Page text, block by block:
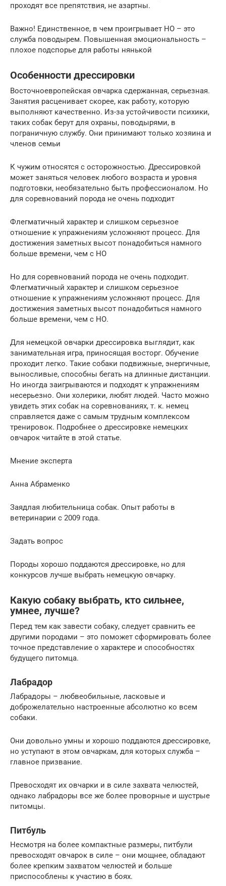
проходят все препятствия, не азартны.
Важно! Единственное, в чем проигрывает НО – это
служба поводырем. Повышенная эмоциональность –
плохое подспорье для работы нянькой
Особенности дрессировки
Восточноевропейская овчарка сдержанная, серьезная.
Занятия расценивает скорее, как работу, которую
выполняют качественно. Из-за устойчивости психики,
таких собак берут для охраны, поводырями, в
пограничную службу. Они принимают только хозяина и
членов семьи
К чужим относятся с осторожностью. Дрессировкой
может заняться человек любого возраста и уровня
подготовки, необязательно быть профессионалом. Но
для соревнований порода не очень подходит
Флегматичный характер и слишком серьезное
отношение к упражнениям усложняют процесс. Для
достижения заметных высот понадобиться намного
больше времени, чем с НО
Но для соревнований порода не очень подходит.
Флегматичный характер и слишком серьезное
отношение к упражнениям усложняют процесс. Для
достижения заметных высот понадобиться намного
больше времени, чем с НО.
Для немецкой овчарки дрессировка выглядит, как
занимательная игра, приносящая восторг. Обучение
проходит легко. Такие собаки подвижные, энергичные,
выносливые, способны бегать на длинные дистанции.
Но иногда заигрываются и подходят к упражнениям
несерьезно. Они холерики, любят людей. Часто можно
увидеть этих собак на соревнованиях, т. к. немец
справляется даже с самым трудным комплексом
тренировок. Подробнее о дрессировке немецких
овчарок читайте в этой статье.
Мнение эксперта
Анна Абраменко
Заядлая любительница собак. Опыт работы в
ветеринарии с 2009 года.
Задать вопрос
Породы хорошо поддаются дрессировке, но для
конкурсов лучше выбрать немецкую овчарку.
Какую собаку выбрать, кто сильнее,
умнее, лучше?
Перед тем как завести собаку, следует сравнить ее
другими породами – это поможет сформировать более
точное представление о характере и способностях
будущего питомца.
Лабрадор
Лабрадоры – любвеобильные, ласковые и
доброжелательно настроенные абсолютно ко всем
собаки.
Они довольно умны и хорошо поддаются дрессировке,
но уступают в этом овчаркам, для которых служба –
главное призвание.
Превосходят их овчарки и в силе захвата челюстей,
однако лабрадоры все же более проворные и шустрые
питомцы.
Питбуль
Несмотря на более компактные размеры, питбули
превосходят овчарок в силе – они мощнее, обладают
более крепким захватом челюстей и больше
приспособлены к участию в боях.